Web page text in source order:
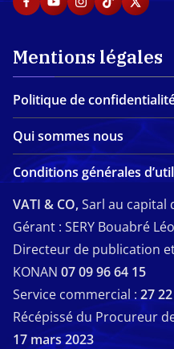
Mentions légales
Politique de
Qui sommes nous
Conditions générales
VATI & CO,Sarl au capital
Gérant : SERY Bouabré
Directeur de publication
KONAN 07 09 96 64 15
Service commercial : 27
Récépissé du Procureur
17 mars 2023